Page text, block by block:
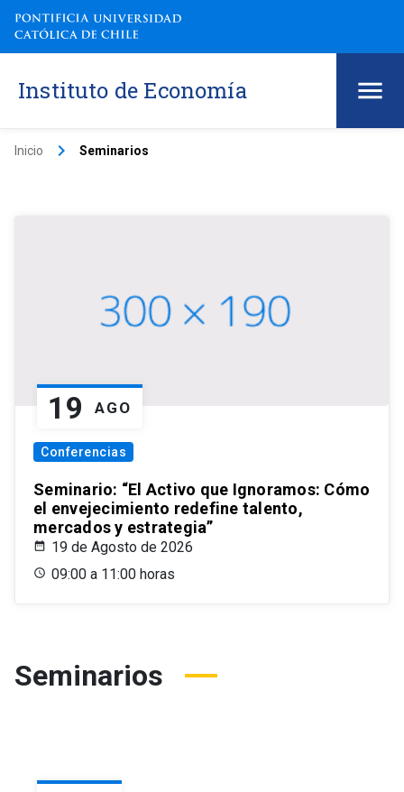
Instituto de Economía
Inicio keyboard_arrow_right Seminarios
19 AGO
Conferencias
Seminario: “El Activo que Ignoramos: Cómo
el envejecimiento redefine talento,
mercados y estrategia”
19 de Agosto de 2026
09:00 a 11:00 horas
Seminarios